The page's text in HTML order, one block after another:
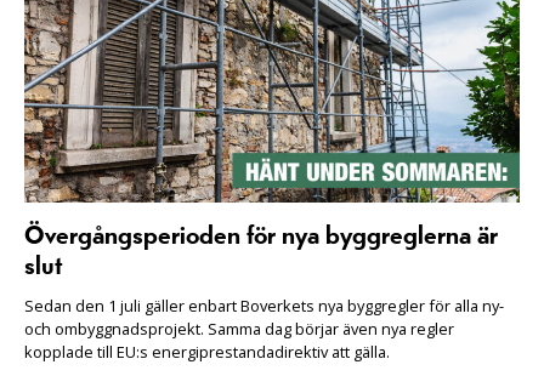
Övergångsperioden för nya byggreglerna är
slut
Sedan den 1 juli gäller enbart Boverkets nya byggregler för alla ny-
och ombyggnadsprojekt. Samma dag börjar även nya regler
kopplade till EU:s energiprestandadirektiv att gälla.